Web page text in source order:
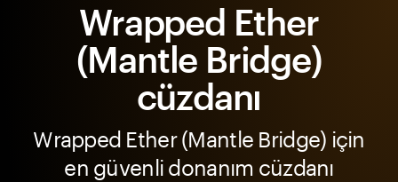
Wrapped Ether
(Mantle Bridge)
cüzdanı
Wrapped Ether (Mantle Bridge) için
en güvenli donanım cüzdanı